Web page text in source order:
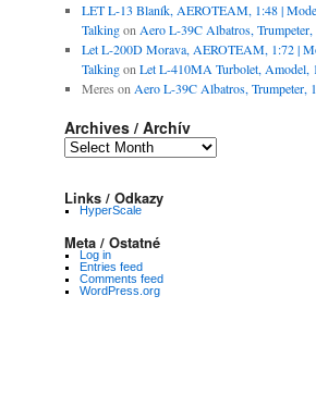
LET L-13 Blaník, AEROTEAM, 1:48 |
Talkingon Aero L-39C Albatros, Trumpeter,
Let L-200D Morava, AEROTEAM, 1:72 |
Talkingon Let L-410MA Turbolet, Amodel,
Meres on Aero L-39C Albatros, Trumpeter,
Archives / Archív
Archives
Links / Odkazy
HyperScale
Meta / Ostatné
Log in
Entries feed
Comments feed
WordPress.org